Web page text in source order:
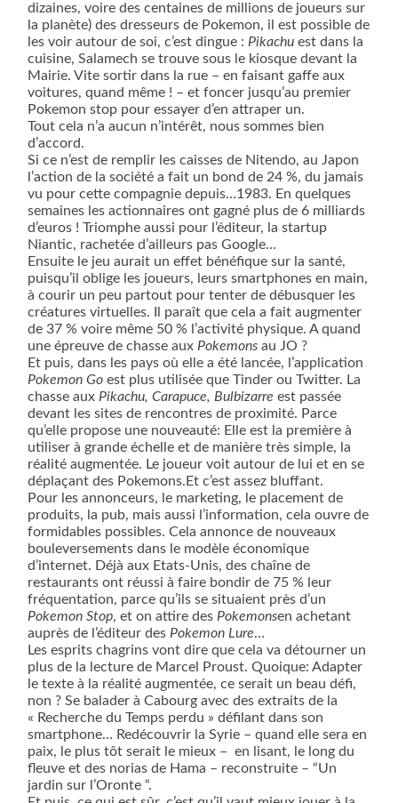
dizaines, voire des centaines de millions de joueurs sur
la planète) des dresseurs de Pokemon, il est possible de
les voir autour de soi, c’est dingue :Pikachu est dans la
cuisine, Salamech se trouve sous le kiosque devant la
Mairie. Vite sortir dans la rue – en faisant gaffe aux
voitures, quand même ! – et foncer jusqu’au premier
Pokemon stop pour essayer d’en attraper un.
Tout cela n’a aucun n’intérêt, nous sommes bien
d’accord.
Si ce n’est de remplir les caisses de Nitendo, au Japon
l’action de la société a fait un bond de 24 %, du jamais
vu pour cette compagnie depuis…1983. En quelques
semaines les actionnaires ont gagné plus de 6 milliards
d’euros ! Triomphe aussi pour l’éditeur, la startup
Niantic, rachetée d’ailleurs pas Google…
Ensuite le jeu aurait un effet bénéfique sur la santé,
puisqu’il oblige les joueurs, leurs smartphones en main,
à courir un peu partout pour tenter de débusquer les
créatures virtuelles. Il paraît que cela a fait augmenter
de 37 % voire même 50 % l’activité physique. A quand
une épreuve de chasse auxPokemons au JO ?
Et puis, dans les pays où elle a été lancée, l’application
Pokemon Go est plus utilisée que Tinder ou Twitter. La
chasse auxPikachu, Carapuce, Bulbizarre est passée
devant les sites de rencontres de proximité. Parce
qu’elle propose une nouveauté: Elle est la première à
utiliser à grande échelle et de manière très simple, la
réalité augmentée. Le joueur voit autour de lui et en se
déplaçant des Pokemons.Et c’est assez bluffant.
Pour les annonceurs, le marketing, le placement de
produits, la pub, mais aussi l’information, cela ouvre de
formidables possibles. Cela annonce de nouveaux
bouleversements dans le modèle économique
d’internet. Déjà aux Etats-Unis, des chaîne de
restaurants ont réussi à faire bondir de 75 % leur
fréquentation, parce qu’ils se situaient près d’un
Pokemon Stop, et on attire desPokemonsen achetant
auprès de l’éditeur desPokemon Lure…
Les esprits chagrins vont dire que cela va détourner un
plus de la lecture de Marcel Proust. Quoique: Adapter
le texte à la réalité augmentée, ce serait un beau défi,
non ? Se balader à Cabourg avec des extraits de la
« Recherche du Temps perdu » défilant dans son
smartphone… Redécouvrir la Syrie – quand elle sera en
paix, le plus tôt serait le mieux – en lisant, le long du
fleuve et des norias de Hama – reconstruite – “Un
jardin sur l’Oronte “.